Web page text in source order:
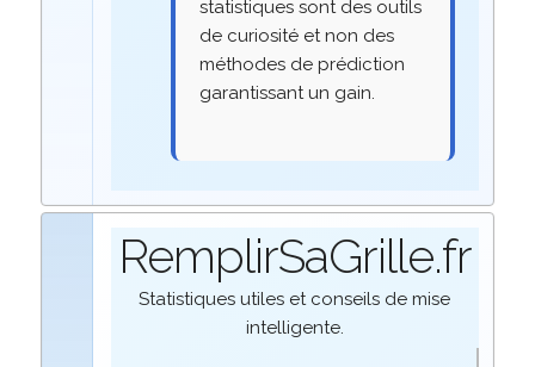
statistiques sont des outils
de curiosité et non des
méthodes de prédiction
garantissant un gain.
RemplirSaGrille.fr
Statistiques utiles et conseils de mise
intelligente.